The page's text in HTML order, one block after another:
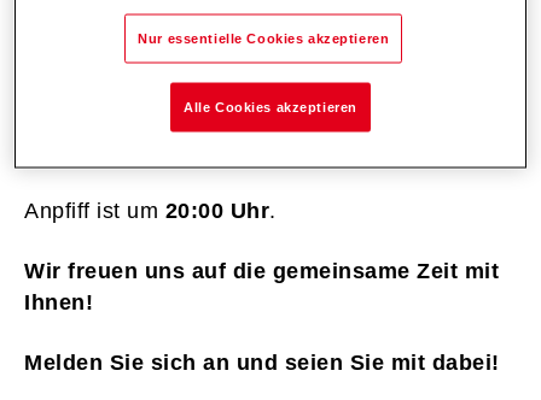
ab 18:30 Uhr in
Aschheim auf unserer Bühne.
Für ausreichend Essen und Getränke ist
Anpfiff ist um 20:00 Uhr.
Wir freuen uns auf die gemeinsame Zeit mit
Ihnen!
Melden Sie sich an und seien Sie mit dabei!
Nur essentielle Cookies akzeptieren
Alle Cookies akzeptieren